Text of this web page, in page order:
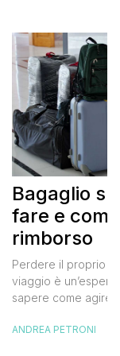
Bagaglio
fare e
rimborso
Perdere il proprio
viaggio è
sapere come agire
come richiedere il
ANDREA PETRONI